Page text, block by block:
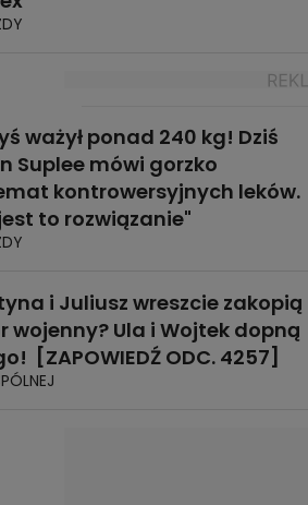
ważył ponad 240 kg! Dziś
Suplee mówi gorzko
kontrowersyjnych leków.
to rozwiązanie"
i Juliusz wreszcie zakopią
wojenny? Ula i Wojtek dopną
[ZAPOWIEDŹ ODC. 4257]